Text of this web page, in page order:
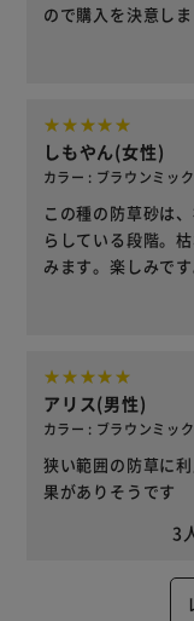
ので購入を決意し
しもやん(女性)
カラー : ブラウンミッ
この種の防草砂は
らしている段階。
みます。楽しみです
アリス(男性)
カラー : ブラウンミッ
狭い範囲の防草に
果がありそうです
3